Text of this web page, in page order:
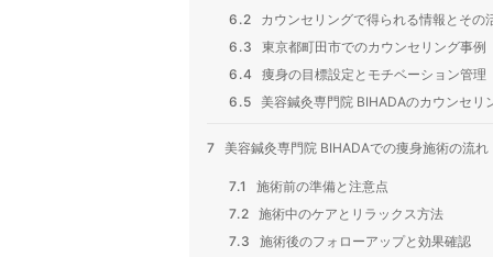
6.2
カウンセリングで得られる情報とその
6.3
東京都町田市でのカウンセリング事例
6.4
痩身の目標設定とモチベーション管理
6.5 美容鍼灸専門院 BIHADAのカウンセリ
7 美容鍼灸専門院 BIHADAでの痩身施術の流れ
7.1
施術前の準備と注意点
7.2 施術中のケアとリラックス方法
7.3
施術後のフォローアップと効果確認